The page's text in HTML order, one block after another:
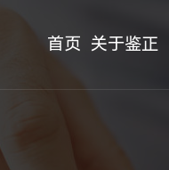
首页 关于鉴正